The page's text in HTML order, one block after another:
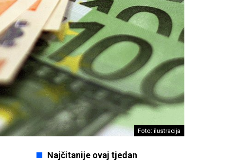
Foto: ilustracija
Najčitanije ovaj tjedan